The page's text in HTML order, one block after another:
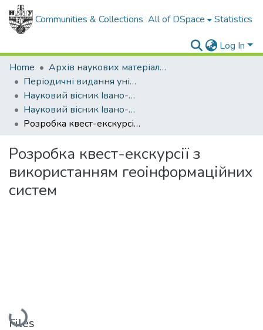
Communities & Collections All of DSpace Statistics
Log In
Home
Архів наукових матеріалів
Періодичні видання університету
Науковий вісник Івано-Франківського національного технічного університету нафти і газу. Серія: Економіка та управління в нафтовій і газовій промисловості
Науковий вісник Івано-Франківського національного технічного університету нафти і газу. Серія Економіка та управління в нафтовій і газовій промисловості - 2022 - № 2
Розробка квест-екскурсії з використанням геоінформаційних систем
Розробка квест-екскурсії з
використанням геоінформаційних
систем
Loading...
Files